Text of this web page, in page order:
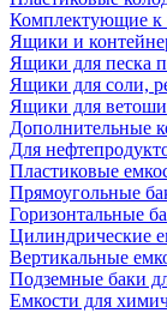
Комплектующие к
Ящики и
Ящики для песка
Ящики для соли,
Ящики для ветоши
Дополнительные
Для
Пластиковые
Прямоугольные
Горизонтальные
Цилиндрические
Вертикальные
Подземные баки
Емкости для